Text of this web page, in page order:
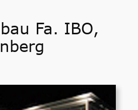
Fa. IBO,